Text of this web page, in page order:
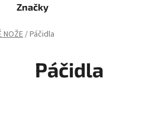
Značky
NOŽE/Páčidla
Páčidla